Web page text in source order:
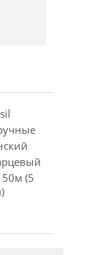
50м (5